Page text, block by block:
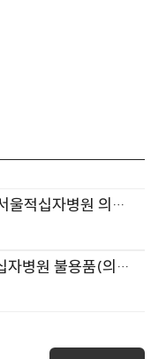
적십자병원 의료
란트형 카테터 포
병원 불용품(의료